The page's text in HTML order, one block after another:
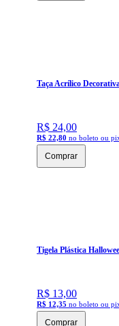
Taça Acrílico
R$ 24,00
R$ 22,80 no boleto ou
Comprar
Tigela Plástica
R$ 13,00
R$ 12,35 no boleto ou
Comprar